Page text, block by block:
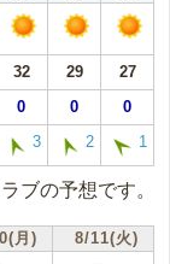
32 29
27
0 0 0
3 2 1
ブの予想です。
月) 8/11(火)